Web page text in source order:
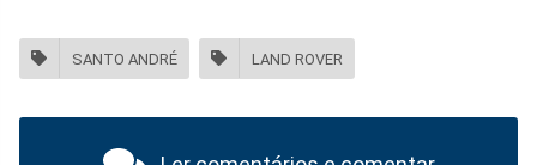
SANTO ANDRÉ LAND ROVER